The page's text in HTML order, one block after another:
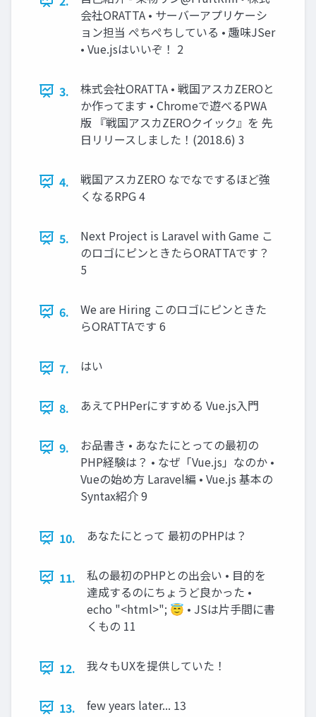
会社ORATTA • サーバーアプリケーシ
ョン担当 ぺちぺちしている • 趣味JSer
• Vue.jsはいいぞ！ 2
3.
株式会社ORATTA • 戦国アスカZEROと
か作ってます • Chromeで遊べるPWA
版 『戦国アスカZEROクイック』を 先
日リリースしました！(2018.6) 3
4.
戦国アスカZERO なでなでするほど強
くなるRPG 4
5.
Next Project is Laravel with Game こ
のロゴにピンときたらORATTAです？
5
6.
We are Hiring このロゴにピンときた
らORATTAです 6
7. はい
8. あえてPHPerにすすめる Vue.js入門
9.
お品書き • あなたにとっての最初の
PHP経験は？ • なぜ「Vue.js」なのか •
Vueの始め方 Laravel編 • Vue.js 基本の
Syntax紹介 9
10. あなたにとって 最初のPHPは？
11.
私の最初のPHPとの出会い • 目的を
達成するのにちょうど良かった •
echo "<html>"; 😇 • JSは片手間に書
くもの 11
12. 我々もUXを提供していた！
13. few years later... 13